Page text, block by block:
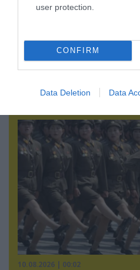
user protection.
CONFIRM
Data Deletion Data
09.08.2026 | 19:02
Ρωσικό Su-34
βίντεο
10.08.2026 | 00:02